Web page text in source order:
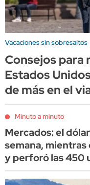
Vacaciones sin sobresaltos
Consejos para
Estados
de más en el
Minuto a minuto
Mercados: el
semana,
y perforó las 450